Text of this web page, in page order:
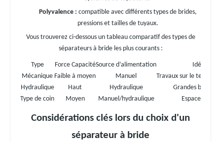
Polyvalence : compatible avec différents types de brides,
pressions et tailles de tuyaux.
Vous trouverez ci-dessous un tableau comparatif des types de
séparateurs à bride les plus courants :
Type Force CapacitéSource d’alimentation
Idéal pour
Mécanique Faible à moyen Manuel
Travaux sur le terrain,
Hydraulique
Haut Hydraulique
Grandes brides,
Type de coin
Moyen Manuel/hydraulique Espaces
Considérations clés lors du choix d'un
séparateur à bride